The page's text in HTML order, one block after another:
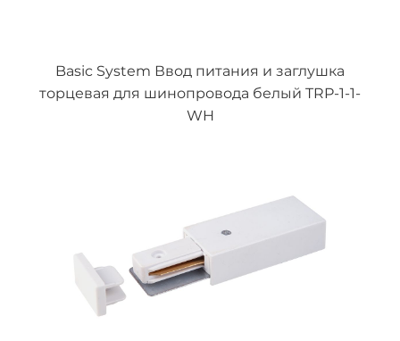
Basic System Ввод питания и заглушка
торцевая для шинопровода белый TRP-1-1-
WH